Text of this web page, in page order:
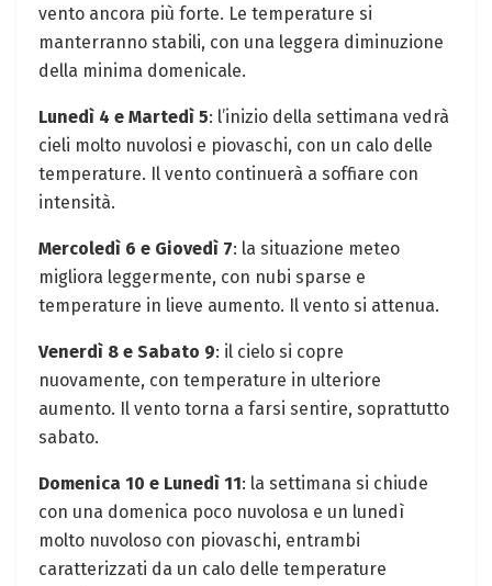
vento ancora più forte. Le temperature si
manterranno stabili, con una leggera diminuzione
della minima domenicale.
Lunedì 4 e Martedì 5: l’inizio della settimana vedrà
cieli molto nuvolosi e piovaschi, con un calo delle
temperature. Il vento continuerà a soffiare con
intensità.
Mercoledì 6 e Giovedì 7: la situazione meteo
migliora leggermente, con nubi sparse e
temperature in lieve aumento. Il vento si attenua.
Venerdì 8 e Sabato 9: il cielo si copre
nuovamente, con temperature in ulteriore
aumento. Il vento torna a farsi sentire, soprattutto
sabato.
Domenica 10 e Lunedì 11: la settimana si chiude
con una domenica poco nuvolosa e un lunedì
molto nuvoloso con piovaschi, entrambi
caratterizzati da un calo delle temperature